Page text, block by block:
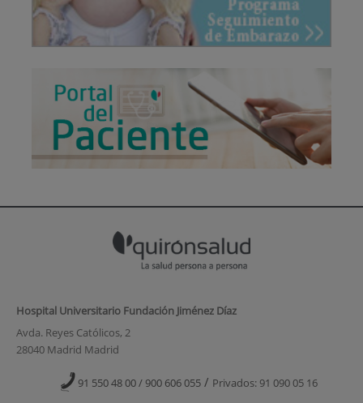
Hospital Universitario Fundación Jiménez Díaz
Avda. Reyes Católicos, 2
28040 Madrid Madrid
91 550 48 00 / 900 606 055 / Privados: 91 090 05 16